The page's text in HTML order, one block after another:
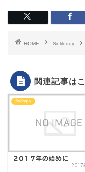
HOME Soliloquy
関連記事は
Soliloquy
2017年の始めに
2017